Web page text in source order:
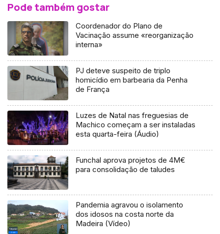
Pode também gostar
Coordenador do Plano de
Vacinação assume «reorganização
interna»
PJ deteve suspeito de triplo
homicídio em barbearia da Penha
de França
Luzes de Natal nas freguesias de
Machico começam a ser instaladas
esta quarta-feira (Áudio)
Funchal aprova projetos de 4M€
para consolidação de taludes
Pandemia agravou o isolamento
dos idosos na costa norte da
Madeira (Vídeo)